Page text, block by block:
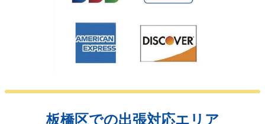
板橋区での出張対応エリア